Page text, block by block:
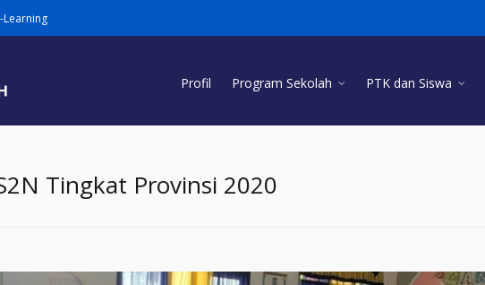
Learning
Profil Program Sekolah PTK dan Siswa
Tingkat Provinsi 2020